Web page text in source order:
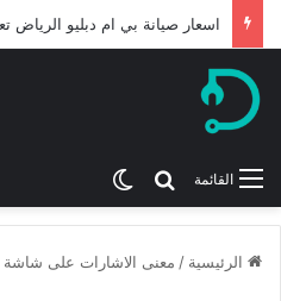
اسعار صيانة بي ام دبليو الرياض تعرف
القائمة بحث عن
الرئيسية / معنى الاشارات على شاشة